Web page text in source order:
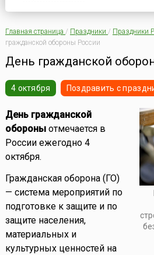
Главная страница / Праздники / Праздники
гражданской обороны России
День гражданской
4 октября Поздравить с
День гражданской
обороныотмечается в
России ежегодно 4
октября.
Гражданская оборона (ГО)
— система мероприятий по
подготовке к защите и по
защите населения,
материальных и
культурных ценностей на